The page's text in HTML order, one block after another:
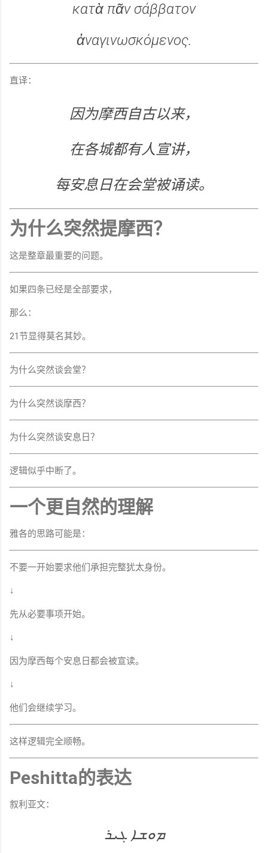
κατὰ πᾶν σάββατον
ἀναγινωσκόμενος.
直译：
因为摩西自古以来，
在各城都有人宣讲，
每安息日在会堂被诵读。
为什么突然提摩西？
这是整章最重要的问题。
如果四条已经是全部要求，
那么：
21节显得莫名其妙。
为什么突然谈会堂？
为什么突然谈摩西？
为什么突然谈安息日？
逻辑似乎中断了。
一个更自然的理解
雅各的思路可能是：
不要一开始要求他们承担完整犹太身份。
↓
先从必要事项开始。
↓
因为摩西每个安息日都会被宣读。
↓
他们会继续学习。
这样逻辑完全顺畅。
Peshitta的表达
叙利亚文：
ܡܘܫܐ ܓܝܪ